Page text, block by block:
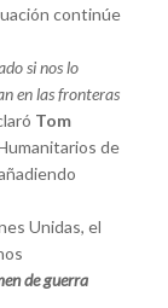
continúe
si nos lo
en las fronteras
Tom
de
Unidas, el
de guerra